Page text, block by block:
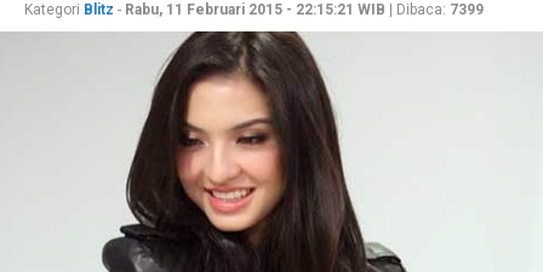
Kategori Blitz - Rabu, 11 Februari 2015 - 22:15:21 WIB | Dibaca: 7399